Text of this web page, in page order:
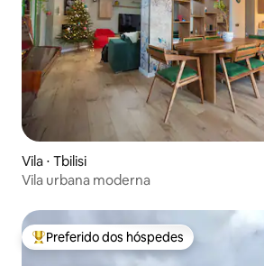
Vila ⋅ Tbilisi
Vila urbana moderna
Entre os melhores preferidos dos
Preferido dos hóspedes